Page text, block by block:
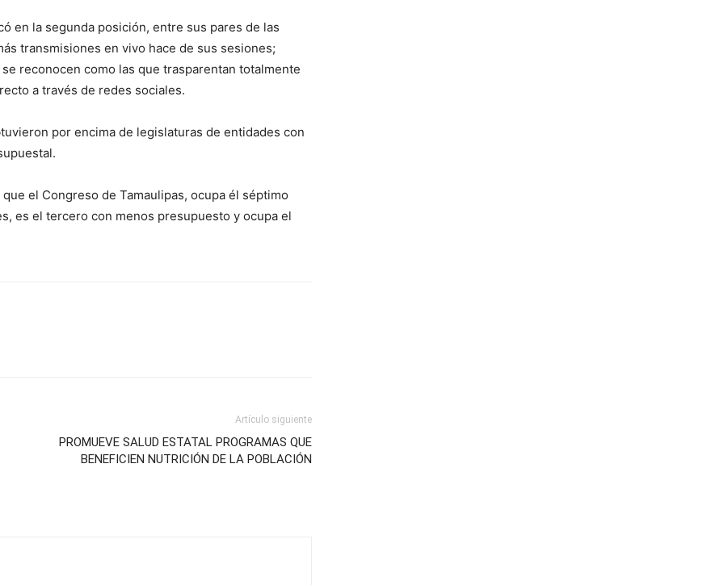
en la segunda posición, entre sus pares de las
transmisiones en vivo hace de sus sesiones;
reconocen como las que trasparentan totalmente
a través de redes sociales.
por encima de legislaturas de entidades con
el Congreso de Tamaulipas, ocupa él séptimo
es el tercero con menos presupuesto y ocupa el
Artículo siguiente
PROMUEVE SALUD ESTATAL PROGRAMAS QUE
BENEFICIEN NUTRICIÓN DE LA POBLACIÓN